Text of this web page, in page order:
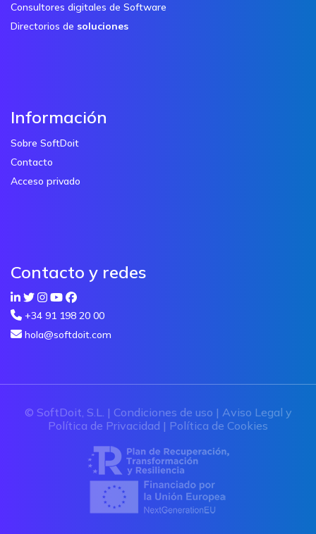
Consultores digitales de Software
Directorios de soluciones
Información
Sobre SoftDoit
Contacto
Acceso privado
Contacto y redes
+34 91 198 20 00
hola@softdoit.com
© SoftDoit, S.L. | Condiciones de uso | Aviso Legal y
Política de Privacidad | Política de Cookies